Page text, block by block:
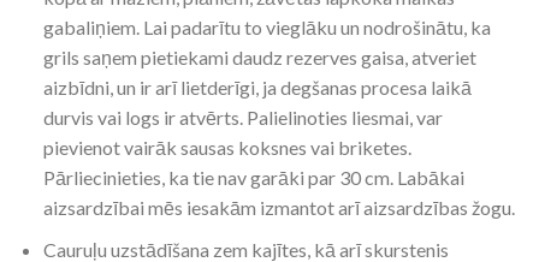
gabaliņiem. Lai padarītu to vieglāku un nodrošinātu, ka
grils saņem pietiekami daudz rezerves gaisa, atveriet
aizbīdni, un ir arī lietderīgi, ja degšanas procesa laikā
durvis vai logs ir atvērts. Palielinoties liesmai, var
pievienot vairāk sausas koksnes vai briketes.
Pārliecinieties, ka tie nav garāki par 30 cm. Labākai
aizsardzībai mēs iesakām izmantot arī aizsardzības žogu.
Cauruļu uzstādīšana zem kajītes, kā arī skurstenis